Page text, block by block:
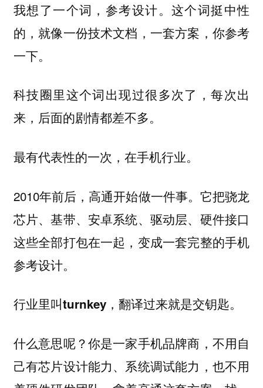
我想了一个词，参考设计。这个词挺中性
的，就像一份技术文档，一套方案，你参考
一下。
科技圈里这个词出现过很多次了，每次出
来，后面的剧情都差不多。
最有代表性的一次，在手机行业。
2010年前后，高通开始做一件事。它把骁龙
芯片、基带、安卓系统、驱动层、硬件接口
这些全部打包在一起，变成一套完整的手机
参考设计。
行业里叫turnkey，翻译过来就是交钥匙。
什么意思呢？你是一家手机品牌商，不用自
己有芯片设计能力、系统调试能力，也不用